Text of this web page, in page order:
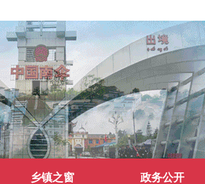
乡镇之窗 政务公开